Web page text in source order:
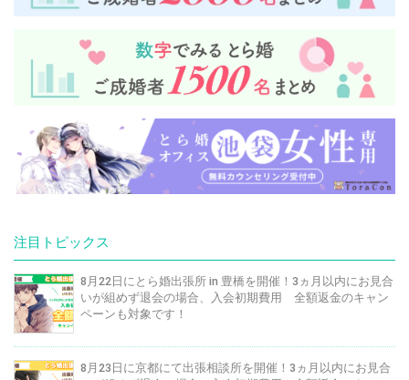
注目トピックス
8月22日にとら婚出張所 in 豊橋を開催！3ヵ月以内にお見合
いが組めず退会の場合、入会初期費用 全額返金のキャン
ペーンも対象です！
8月23日に京都にて出張相談所を開催！3ヵ月以内にお見合